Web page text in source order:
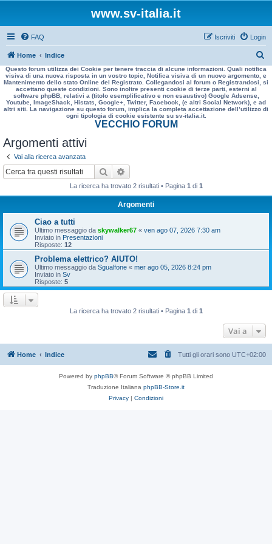
www.sv-italia.it
FAQ Login
Iscriviti
Home Indice
e
r
a
Questo forum utilizza dei Cookie per tenere traccia di alcune informazioni. Quali notifica
visiva di una nuova risposta in un vostro topic, Notifica visiva di un nuovo argomento, e
Mantenimento dello stato Online del Registrato. Collegandosi al forum o Registrandosi, si
accettano queste condizioni. Sono inoltre presenti cookie di terze parti, esterni al
software phpBB, relativi a (titolo esemplificativo e non esaustivo) Google Adsense,
Youtube, ImageShack, Histats, Google+, Twitter, Facebook, (e altri Social Network), e ad
altri siti. La navigazione su questo forum, implica la completa accettazione dell’utilizzo di
ogni tipologia di cookie esistente su sv-italia.it.
VECCHIO FORUM
Argomenti attivi
Vai alla ricerca avanzata
Cerca
La ricerca ha trovato 2 risultati • Pagina 1 di 1
Argomenti
Ciao a tutti
Ultimo messaggio da skywalker67 « ven ago 07, 2026 7:30 am
Inviato in Presentazioni
Risposte: 12
Problema elettrico? AIUTO!
Ultimo messaggio da Sgualfone « mer ago 05, 2026 8:24 pm
Inviato in Sv
Risposte: 5
La ricerca ha trovato 2 risultati • Pagina 1 di 1
Vai a
Home Indice Tutti gli orari sono UTC+02:00
Powered by phpBB® Forum Software © phpBB Limited
Traduzione Italiana phpBB-Store.it
Privacy | Condizioni